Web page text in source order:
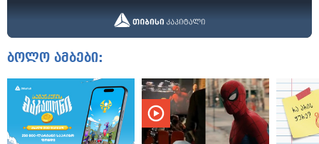
ბოლო ამბები: